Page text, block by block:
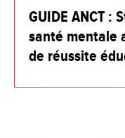
GUIDE ANCT :
santé mentale
de réussite